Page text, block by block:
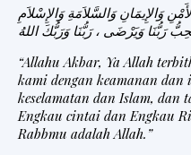
وَالإِيمَانِ وَالسَّلاَمَةِ وَالإِسْلاَمِ
رَبُّنَا وَيَرْضَى ، رَبُّنَا وَرَبُّكَ اللهُ
“Allahu Akbar, Ya Allah
kami dengan keamanan dan
keselamatan dan Islam, dan
Engkau cintai dan Engkau
Rabbmu adalah Allah.”